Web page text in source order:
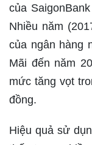
của
Nhiều năm
của ngân hàng
Mãi đến năm
mức tăng vọt
đồng.
Hiệu quả sử